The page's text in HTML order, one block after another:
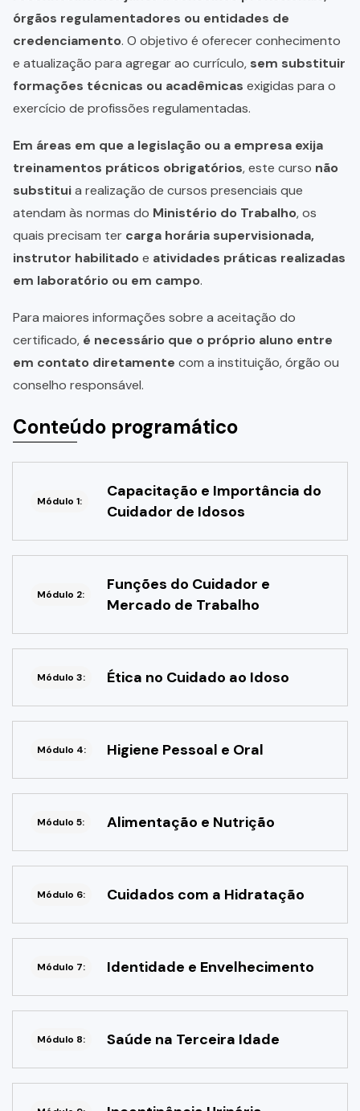
órgãos regulamentadores ou entidades de
credenciamento. O objetivo é oferecer conhecimento
e atualização para agregar ao currículo, sem substituir
formações técnicas ou acadêmicas exigidas para o
exercício de profissões regulamentadas.
Em áreas em que a legislação ou a empresa exija
treinamentos práticos obrigatórios, este curso não
substituia realização de cursos presenciais que
atendam às normas do Ministério do Trabalho, os
quais precisam ter carga horária supervisionada,
instrutor habilitadoe atividades práticas realizadas
em laboratório ou em campo.
Para maiores informações sobre a aceitação do
certificado, é necessário que o próprio aluno entre
em contato diretamente com a instituição, órgão ou
conselho responsável.
Conteúdo programático
Módulo 1:
Capacitação e Importância do
Cuidador de Idosos
Módulo 2:
Funções do Cuidador e
Mercado de Trabalho
Módulo 3: Ética no Cuidado ao Idoso
Módulo 4: Higiene Pessoal e Oral
Módulo 5: Alimentação e Nutrição
Módulo 6: Cuidados com a Hidratação
Módulo 7: Identidade e Envelhecimento
Módulo 8: Saúde na Terceira Idade